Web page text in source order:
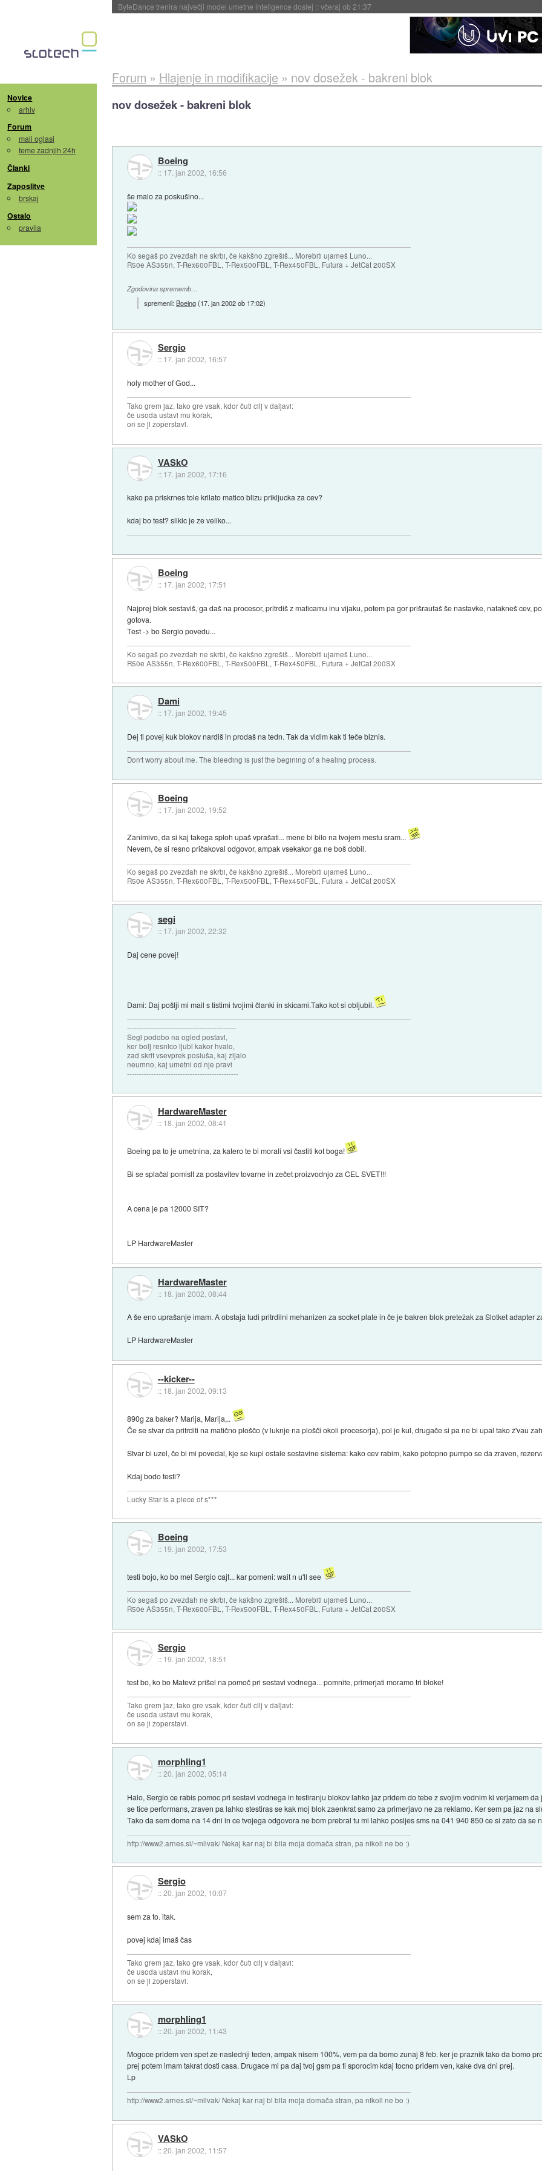
Spletne strani začele streči oglase za agente umetne inteligence::včeraj ob 21:23
Novice
arhiv
Forum
mali oglasi
teme zadnjih 24h
Članki
Zaposlitve
brskaj
Ostalo
pravila
Forum » Hlajenje in modifikacije » nov dosežek - bakreni blok
nov dosežek - bakreni blok
Boeing
:: 17. jan 2002, 16:56
še malo za poskušino...
Ko segaš po zvezdah ne skrbi, če kakšno zgrešiš... Morebiti ujameš Luno...
R50e AS355n, T-Rex600FBL, T-Rex500FBL, T-Rex450FBL, Futura + JetCat 200SX
Zgodovina sprememb…
spremenil:Boeing(17. jan 2002 ob 17:02)
Sergio
:: 17. jan 2002, 16:57
holy mother of God...
Tako grem jaz, tako gre vsak, kdor čuti cilj v daljavi:
če usoda ustavi mu korak,
on se ji zoperstavi.
VASkO
:: 17. jan 2002, 17:16
kako pa priskrnes tole krilato matico blizu prikljucka za cev?
kdaj bo test? slikic je ze veliko...
Boeing
:: 17. jan 2002, 17:51
Najprej blok sestaviš, ga daš na procesor, pritrdiš z maticamu inu vijaku, potem pa gor prišraufaš še nastavke, natakneš cev,
gotova.
Test -> bo Sergio povedu...
Ko segaš po zvezdah ne skrbi, če kakšno zgrešiš... Morebiti ujameš Luno...
R50e AS355n, T-Rex600FBL, T-Rex500FBL, T-Rex450FBL, Futura + JetCat 200SX
Dami
:: 17. jan 2002, 19:45
Dej ti povej kuk blokov nardiš in prodaš na tedn. Tak da vidim kak ti teče biznis.
Don't worry about me. The bleeding is just the begining of a healing process.
Boeing
:: 17. jan 2002, 19:52
Zanimivo, da si kaj takega sploh upaš vprašati... mene bi bilo na tvojem mestu sram...
Nevem, če si resno pričakoval odgovor, ampak vsekakor ga ne boš dobil.
Ko segaš po zvezdah ne skrbi, če kakšno zgrešiš... Morebiti ujameš Luno...
R50e AS355n, T-Rex600FBL, T-Rex500FBL, T-Rex450FBL, Futura + JetCat 200SX
segi
:: 17. jan 2002, 22:32
Daj cene povej!
Dami: Daj pošlji mi mail s tistimi tvojimi članki in skicami.Tako kot si obljubil.
---------------------------------------------
Segi podobo na ogled postavi,
ker bolj resnico ljubi kakor hvalo,
zad skrit vsevprek posluša, kaj zijalo
neumno, kaj umetni od nje pravi
----------------------------------------------
HardwareMaster
:: 18. jan 2002, 08:41
Boeing pa to je umetnina, za katero te bi morali vsi častiti kot boga!
Bi se splačal pomislt za postavitev tovarne in zečet proizvodnjo za CEL SVET!!!
A cena je pa 12000 SIT?
LP HardwareMaster
HardwareMaster
:: 18. jan 2002, 08:44
A še eno uprašanje imam. A obstaja tudi pritrdilni mehanizen za socket plate in če je bakren blok pretežak za Slotket adapter
LP HardwareMaster
--kicker--
:: 18. jan 2002, 09:13
890g za baker? Marija, Marija,..
Če se stvar da pritrditi na matično ploščo (v luknje na plošči okoli procesorja), pol je kul, drugače si pa ne bi upal tako ž'vau
Stvar bi uzel, če bi mi povedal, kje se kupi ostale sestavine sistema: kako cev rabim, kako potopno pumpo se da zraven,
Kdaj bodo testi?
Lucky Star is a piece of s***
Boeing
:: 19. jan 2002, 17:53
testi bojo, ko bo mel Sergio cajt... kar pomeni: wait n u'll see
Ko segaš po zvezdah ne skrbi, če kakšno zgrešiš... Morebiti ujameš Luno...
R50e AS355n, T-Rex600FBL, T-Rex500FBL, T-Rex450FBL, Futura + JetCat 200SX
Sergio
:: 19. jan 2002, 18:51
test bo, ko bo Matevž prišel na pomoč pri sestavi vodnega... pomnite, primerjati moramo tri bloke!
Tako grem jaz, tako gre vsak, kdor čuti cilj v daljavi:
če usoda ustavi mu korak,
on se ji zoperstavi.
morphling1
::20. jan 2002, 05:14
Halo, Sergio ce rabis pomoc pri sestavi vodnega in testiranju blokov lahko jaz pridem do tebe z svojim vodnim ki verjamem
se tice performans, zraven pa lahko stestiras se kak moj blok zaenkrat samo za primerjavo ne za reklamo. Ker sem pa jaz na
Tako da sem doma na 14 dni in ce tvojega odgovora ne bom prebral tu mi lahko posljes sms na 041 940 850 ce si zato da se
http://www2.arnes.si/~mlivak/ Nekaj kar naj bi bila moja domača stran, pa nikoli ne bo :)
Sergio
::20. jan 2002, 10:07
sem za to. itak.
povej kdaj imaš čas
Tako grem jaz, tako gre vsak, kdor čuti cilj v daljavi:
če usoda ustavi mu korak,
on se ji zoperstavi.
morphling1
::20. jan 2002, 11:43
Mogoce pridem ven spet ze naslednji teden, ampak nisem 100%, vem pa da bomo zunaj 8 feb. ker je praznik tako da bomo
prej potem imam takrat dosti casa. Drugace mi pa daj tvoj gsm pa ti sporocim kdaj tocno pridem ven, kake dva dni prej.
Lp
http://www2.arnes.si/~mlivak/ Nekaj kar naj bi bila moja domača stran, pa nikoli ne bo :)
VASkO
::20. jan 2002, 11:57